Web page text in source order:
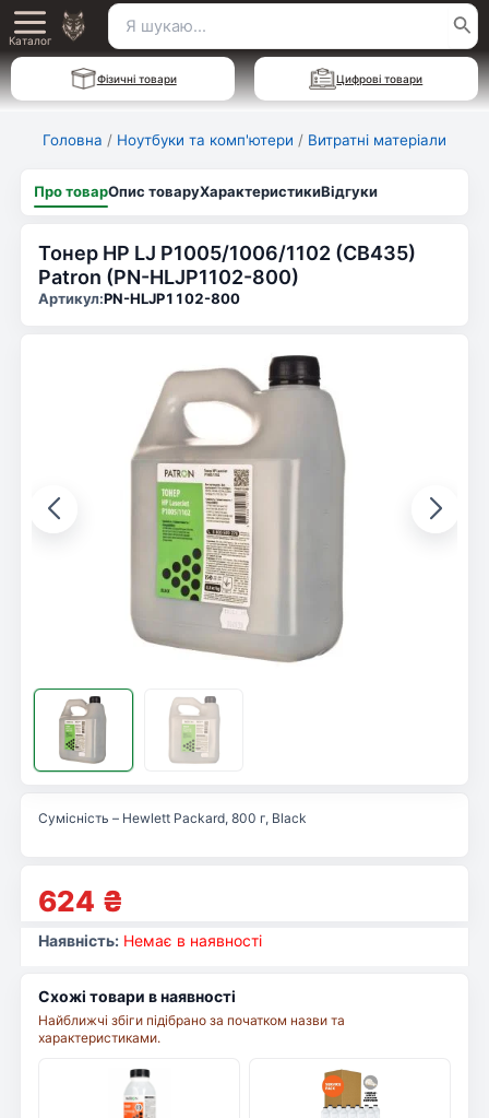
Перейти
до
вмісту
Main
Menu
Каталог
Пошук
для:
Фізичні товари Цифрові товари
Головна / Ноутбуки та комп'ютери / Витратні матеріали
Про товарОпис товаруХарактеристикиВідгуки
Тонер HP LJ P1005/1006/1102 (CB435)
Patron (PN-HLJP1102-800)
Артикул:PN-HLJP1102-800
624 ₴
Сумісність – Hewlett Packard, 800 г, Black
Наявність: Немає в наявності
Схожі товари в наявності
Найближчі збіги підібрано за початком назви та
характеристиками.